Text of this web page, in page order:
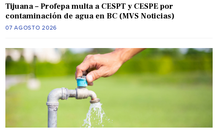
Tijuana – Profepa multa a CESPT y CESPE por
contaminación de agua en BC (MVS Noticias)
07 AGOSTO 2026